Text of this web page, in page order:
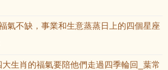
氣不缺，事業和生意蒸蒸日上的四個星座
生肖的福氣要陪他們走過四季輪回_葉常